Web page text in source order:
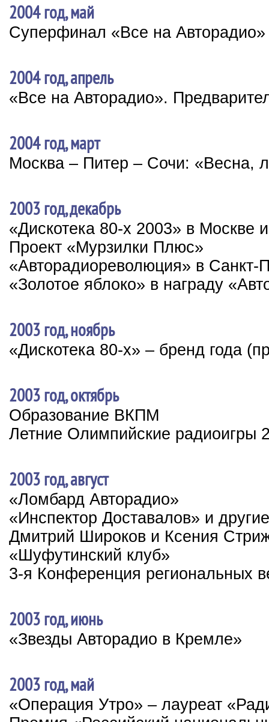
2004 год, май
Суперфинал «Все на Авторадио»
2004 год, апрель
«Все на Авторадио».
2004 год, март
Москва – Питер – Сочи: «Весна,
2003 год, декабрь
«Дискотека 80-х 2003» в Москве
Проект «Мурзилки Плюс»
«Авторадиореволюция» в Санкт-
«Золотое яблоко» в награду
2003 год, ноябрь
«Дискотека 80-х» – бренд года
2003 год, октябрь
Образование ВКПМ
Летние Олимпийские радиоигры
2003 год, август
«Ломбард Авторадио»
«Инспектор Доставалов» и
Дмитрий Широков и Ксения
«Шуфутинский клуб»
3-я Конференция региональных
2003 год, июнь
«Звезды Авторадио в Кремле»
2003 год, май
«Операция Утро» – лауреат